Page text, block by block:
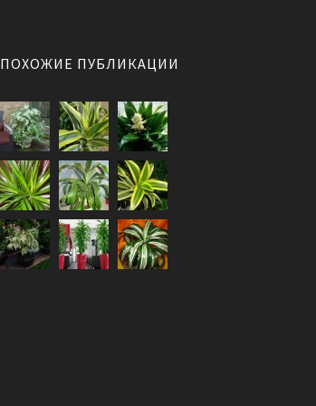
ПОХОЖИЕ ПУБЛИКАЦИИ